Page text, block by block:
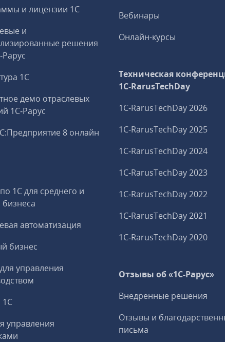
и лицензии 1С
и
решения
1С
демо отраслевых
1С‑Рарус
8 онлайн
1С для среднего и
автоматизация
бизнес
управления
1С
управления
Вебинары
Онлайн-курсы
Техническая
1C‑RarusTechDay
1C‑RarusTechDay 2026
1C‑RarusTechDay 2025
1C‑RarusTechDay 2024
1C‑RarusTechDay 2023
1C‑RarusTechDay 2022
1C‑RarusTechDay 2021
1C‑RarusTechDay 2020
Отзывы об «1С-Рарус»
Внедренные решения
Отзывы и
письма